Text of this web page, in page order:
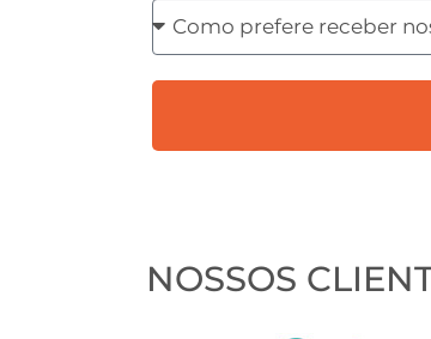
Como
prefere
receber
contato?
NOSSOS